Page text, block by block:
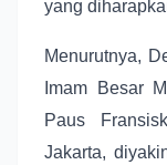
yang
Menurutnya,
Imam Besar
Paus
Jakarta,